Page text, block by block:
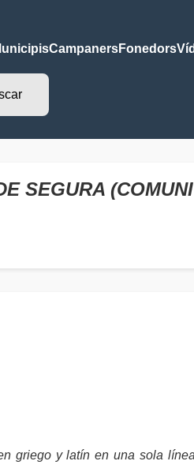
CampanersFonedors
SEGURA
griego y latín en una sola